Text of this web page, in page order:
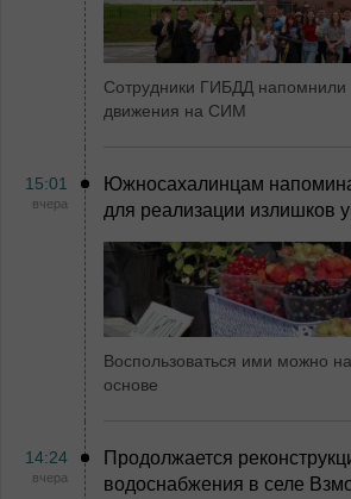
Сотрудники ГИБДД напомнили
движения на СИМ
15:01
вчера
Южносахалинцам
для реализации излишков
Воспользоваться ими можно
основе
14:24
вчера
Продолжается
водоснабжения в селе